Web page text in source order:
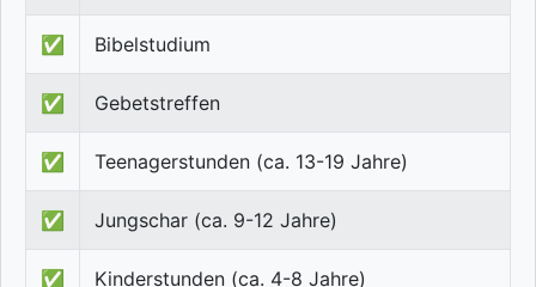
✅ Bibelstudium
✅ Gebetstreffen
✅ Teenagerstunden (ca. 13-19 Jahre)
✅ Jungschar (ca. 9-12 Jahre)
✅ Kinderstunden (ca. 4-8 Jahre)